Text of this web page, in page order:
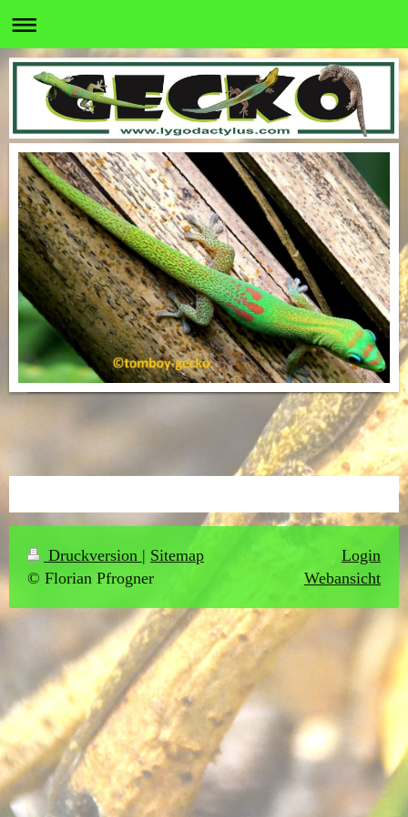
Druckversion | Sitemap
© Florian Pfrogner
Login
Webansicht